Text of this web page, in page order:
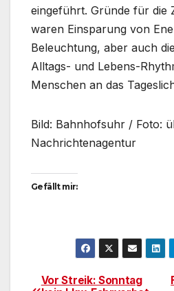
eingeführt. Gründe für die
waren Einsparung von
Beleuchtung, aber auch
Alltags- und Lebens-
Menschen an das
Bild: Bahnhofsuhr / Foto:
Nachrichtenagentur
Gefällt mir:
Vor Streik: Sonntag